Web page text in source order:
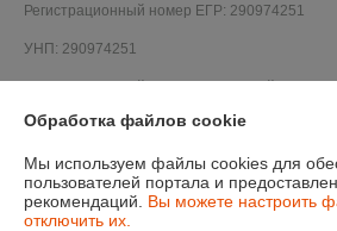
Регистрационный номер ЕГР: 290974251
УНП: 290974251
Дата регистрации компании: 11.08.2010
Обработка файлов cookie
Мы используем файлы cookies для
пользователей портала и
рекомендаций. Вы можете настроить
отключить их.